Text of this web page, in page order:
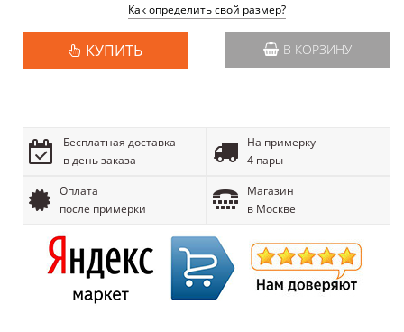
Как определить свой размер?
КУПИТЬ В КОРЗИНУ
Бесплатная доставка
в день заказа
На примерку
4 пары
Оплата
после примерки
Магазин
в Москве